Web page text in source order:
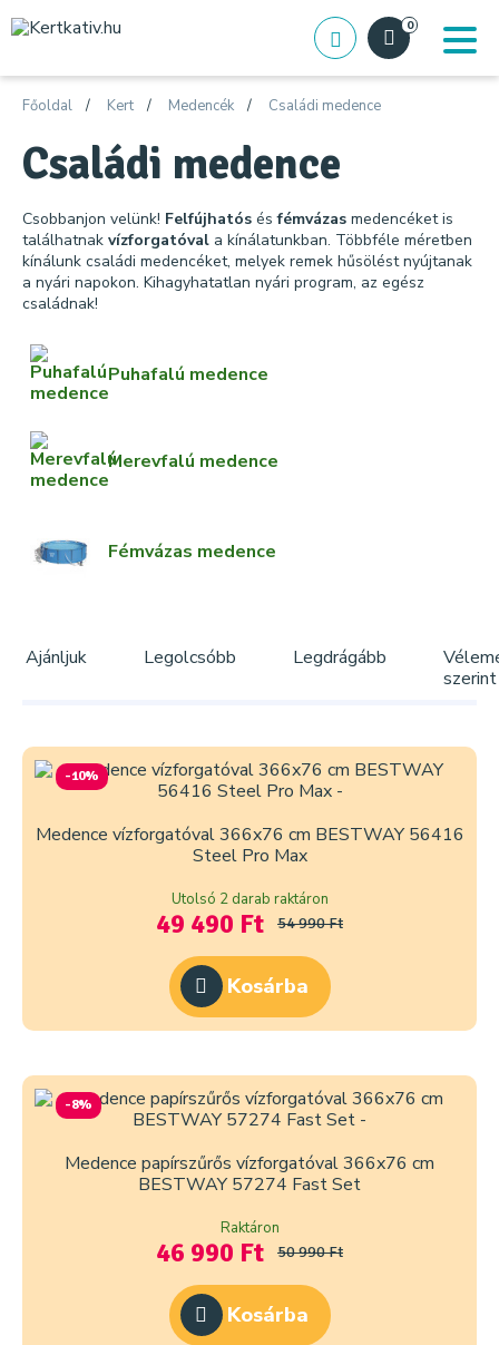
0
Főoldal Kert Medencék Családi medence
Családi medence
Csobbanjon velünk! Felfújhatós ésfémvázas medencéket is
találhatnak vízforgatóval a kínálatunkban. Többféle méretben
kínálunk családi medencéket, melyek remek hűsölést nyújtanak
a nyári napokon. Kihagyhatatlan nyári program, az egész
családnak!
Puhafalú medence
Merevfalú medence
Fémvázas medence
Ajánljuk Legolcsóbb Legdrágább
szerint
-10%
Medence vízforgatóval 366x76 cm BESTWAY 56416
Steel Pro Max
Utolsó 2 darab raktáron
49 490 Ft 54 990 Ft
Kosárba
-8%
Medence papírszűrős vízforgatóval 366x76 cm
BESTWAY 57274 Fast Set
Raktáron
46 990 Ft 50 990 Ft
Kosárba